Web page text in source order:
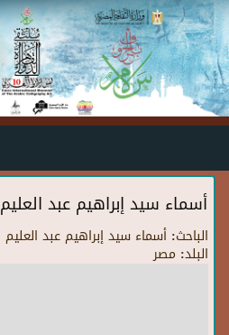
أسماء سيد إبراهيم عبد العليم
الباحث: أسماء سيد إبراهيم عبد العليم
البلد: مصر